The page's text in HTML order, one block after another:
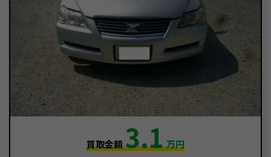
買取金額3.1万円